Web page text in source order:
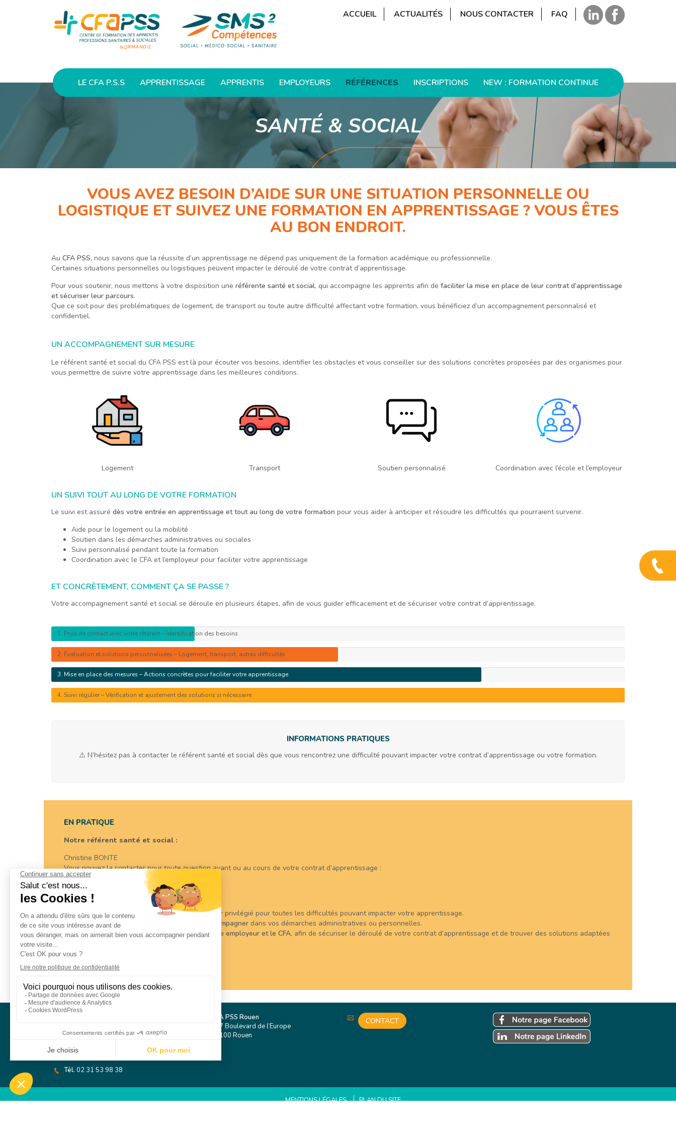
ACCUEIL ACTUALITÉS NOUS CONTACTER FAQ
LE CFA P.S.S APPRENTISSAGE APPRENTIS EMPLOYEURS RÉFÉRENCES INSCRIPTIONS NEW : FORMATION CONTINUE
SANTÉ & SOCIAL
VOUS AVEZ BESOIN D’AIDE SUR UNE SITUATION PERSONNELLE OU
LOGISTIQUE ET SUIVEZ UNE FORMATION EN APPRENTISSAGE ? VOUS ÊTES
AU BON ENDROIT.
Au CFA PSS, nous savons que la réussite d’un apprentissage ne dépend pas uniquement de la formation académique ou professionnelle.
Certaines situations personnelles ou logistiques peuvent impacter le déroulé de votre contrat d’apprentissage.
Pour vous soutenir, nous mettons à votre disposition une référente santé et social, qui accompagne les apprentis afin de faciliter la mise en place de leur contrat d’apprentissage
et sécuriser leur parcours.
Que ce soit pour des problématiques de logement, de transport ou toute autre difficulté affectant votre formation, vous bénéficiez d’un accompagnement personnalisé et
confidentiel.
UN ACCOMPAGNEMENT SUR MESURE
Le référent santé et social du CFA PSS est là pour écouter vos besoins, identifier les obstacles et vous conseiller sur des solutions concrètes proposées par des organismes pour
vous permettre de suivre votre apprentissage dans les meilleures conditions.
Logement Transport Soutien personnalisé Coordination avec l’école et l’employeur
UN SUIVI TOUT AU LONG DE VOTRE FORMATION
Le suivi est assuré dès votre entrée en apprentissage et tout au long de votre formation pour vous aider à anticiper et résoudre les difficultés qui pourraient survenir.
Aide pour le logement ou la mobilité
Soutien dans les démarches administratives ou sociales
Suivi personnalisé pendant toute la formation
Coordination avec le CFA et l’employeur pour faciliter votre apprentissage
ET CONCRÈTEMENT, COMMENT ÇA SE PASSE ?
Votre accompagnement santé et social se déroule en plusieurs étapes, afin de vous guider efficacement et de sécuriser votre contrat d’apprentissage.
1. Prise de contact avec votre référent – Identification des besoins
2. Évaluation et solutions personnalisées – Logement, transport, autres difficultés
3. Mise en place des mesures – Actions concrètes pour faciliter votre apprentissage
4. Suivi régulier – Vérification et ajustement des solutions si nécessaire
INFORMATIONS PRATIQUES
⚠️ N’hésitez pas à contacter le référent santé et social dès que vous rencontrez une difficulté pouvant impacter votre contrat d’apprentissage ou votre formation.
EN PRATIQUE
Notre référent santé et social :
Christine BONTE
Vous pouvez la contacter pour toute question avant ou au cours de votre contrat d’apprentissage :
tél. :06 08 66 02 63
email : c.bonte@cfapss-normandie.com
Leréférent santé et social
est votre interlocuteur privilégié pour toutes les difficultés pouvant impacter votre apprentissage.
Il intervient pour vous
écouter, conseiller et accompagner dans vos démarches administratives ou personnelles.
Son rôle est également decoordonner avec votre employeur et le CFA, afin de sécuriser le déroulé de votre contrat d’apprentissage et de trouver des solutions adaptées
TÉLÉCHARGEZ LA FICHE DE POSTE
Immeuble PASEO
14280 Saint-Contest
Tél. 02 31 53 98 38
CFA PSS Rouen
127 Boulevard de l’Europe
76100 Rouen
CONTACT
MENTIONS LÉGALES PLAN DU SITE